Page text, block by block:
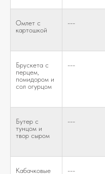
Омлет с
картошкой
---
Брускета с
перцем,
помидором и
сол огурцом
---
Бутер с
тунцом и
твор сыром
---
Кабачковые
---